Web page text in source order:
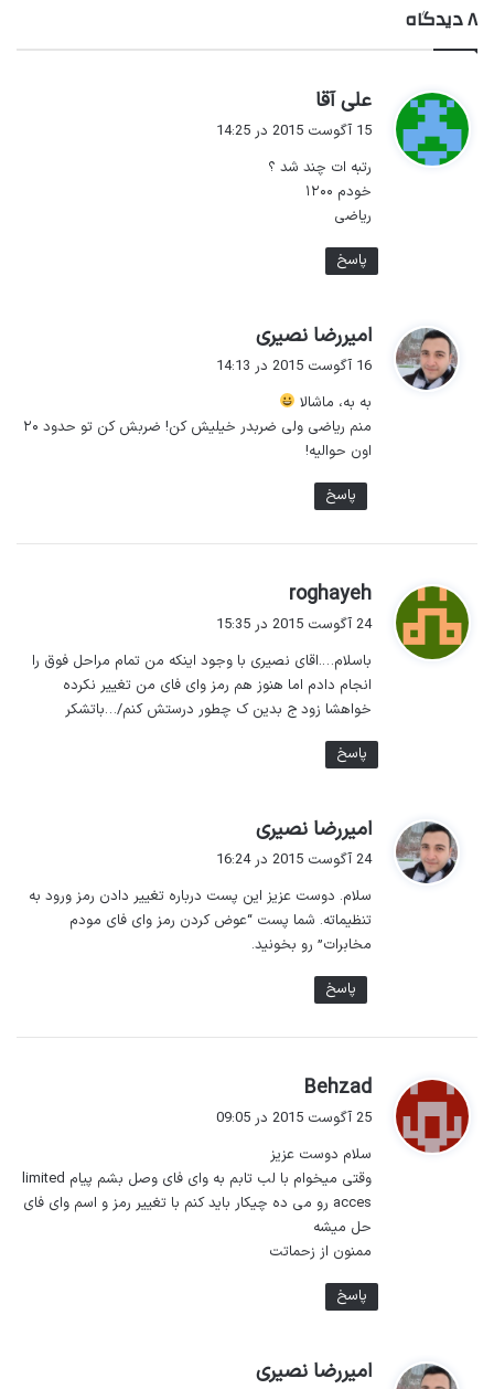
۸ دیدگاه
علی آقا
:
15 آگوست 2015 در 14:25
رتبه ات چند شد ؟
خودم ۱۲۰۰
ریاضی
پاسخ
امیررضا نصیری
ت
16 آگوست 2015 در 14:13
به به، ماشالا
منم ریاضی ولی ضربدر خیلیش کن! ضربش کن تو حدود ۲۰
اون حوالیه!
پاسخ
roghayeh
ف
:
24 آگوست 2015 در 15:35
باسلام….اقای نصیری با وجود اینکه من تمام مراحل فوق را
انجام دادم اما هنوز هم رمز وای فای من تغییر نکرده
خواهشا زود ج بدین ک چطور درستش کنم/…باتشکر
پاسخ
امیررضا نصیری
ت
:
24 آگوست 2015 در 16:24
سلام. دوست عزیز این پست درباره تغییر دادن رمز ورود به
تنظیماته. شما پست “عوض کردن رمز وای فای مودم
مخابرات” رو بخونید.
پاسخ
Behzad
ف
:
25 آگوست 2015 در 09:05
سلام دوست عزیز
وقتی میخوام با لب تابم به وای فای وصل بشم پیام limited
acces رو می ده چیکار باید کنم با تغییر رمز و اسم وای فای
حل میشه
ممنون از زحماتت
پاسخ
امیررضا نصیری